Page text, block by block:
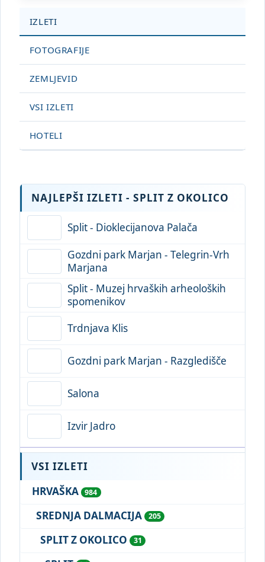
IZLETI
FOTOGRAFIJE
ZEMLJEVID
VSI IZLETI
HOTELI
NAJLEPŠI IZLETI - SPLIT Z OKOLICO
Split - Dioklecijanova Palača
Gozdni park Marjan - Telegrin-Vrh
Marjana
Split - Muzej hrvaških arheoloških
spomenikov
Trdnjava Klis
Gozdni park Marjan - Razgledišče
Salona
Izvir Jadro
VSI IZLETI
HRVAŠKA
984
SREDNJA DALMACIJA 205
SPLIT Z OKOLICO 31